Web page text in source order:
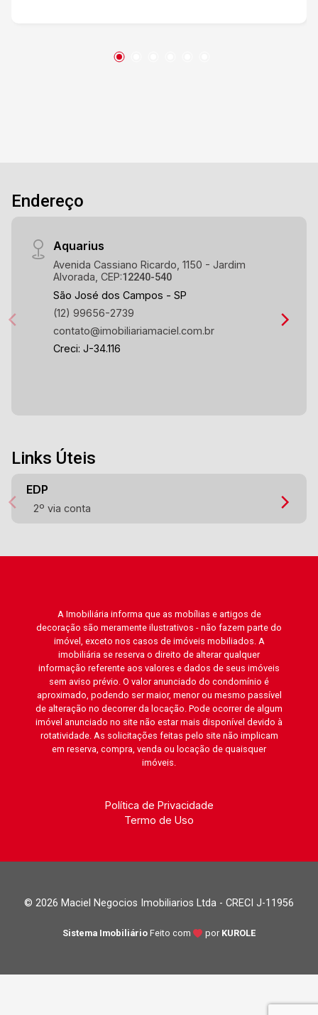
Endereço
Aquarius
Avenida Cassiano Ricardo, 1150 - Jardim
Alvorada, CEP:12240-540
São José dos Campos - SP
(12) 99656-2739
contato@imobiliariamaciel.com.br
Creci: J-34.116
Links Úteis
EDP
2º via conta
A Imobiliária informa que as mobílias e artigos de
decoração são meramente ilustrativos - não fazem parte do
imóvel, exceto nos casos de imóveis mobiliados. A
imobiliária se reserva o direito de alterar qualquer
informação referente aos valores e dados de seus imóveis
sem aviso prévio. O valor anunciado do condomínio é
aproximado, podendo ser maior, menor ou mesmo passível
de alteração no decorrer da locação. Pode ocorrer de algum
imóvel anunciado no site não estar mais disponível devido à
rotatividade. As solicitações feitas pelo site não implicam
em reserva, compra, venda ou locação de quaisquer
imóveis.
Política de Privacidade
Termo de Uso
© 2026 Maciel Negocios Imobiliarios Ltda - CRECI J-11956
Sistema Imobiliário Feito com por KUROLE